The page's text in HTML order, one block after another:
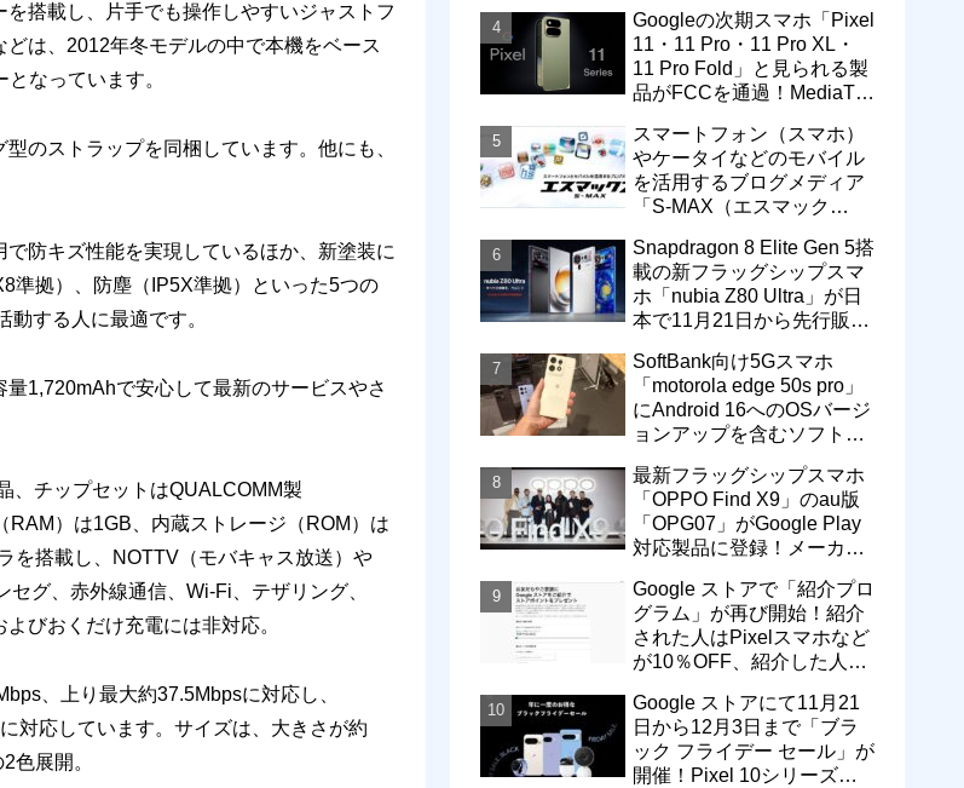
搭載し、片手でも操作しやすいジャストフ
は、2012年冬モデルの中で本機をベース
なっています。
のストラップを同梱しています。他にも、
防キズ性能を実現しているほか、新塗装に
準拠）、防塵（IP5X準拠）といった5つの
する人に最適です。
1,720mAhで安心して最新のサービスやさ
、チップセットはQUALCOMM製
RAM）は1GB、内蔵ストレージ（ROM）は
を搭載し、NOTTV（モバキャス放送）や
グ、赤外線通信、Wi-Fi、テザリング、
びおくだけ充電には非対応。
、上り最大約37.5Mbpsに対応し、
対応しています。サイズは、大きさが約
色展開。
Googleの次期スマホ「Pixel
11・11 Pro・11 Pro XL・
11 Pro Fold」と見られる製
品がFCCを通過！MediaTek
スマートフォン（スマホ）
やケータイなどのモバイル
を活用するブログメディア
「S-MAX（エスマック
Snapdragon 8 Elite Gen 5搭
載の新フラッグシップスマ
ホ「nubia Z80 Ultra」が日
本で11月21日から先行販
SoftBank向け5Gスマホ
「motorola edge 50s pro」
にAndroid 16へのOSバージ
ョンアップを含むソフトウ
最新フラッグシップスマホ
「OPPO Find X9」のau版
「OPG07」がGoogle Play
対応製品に登録！メーカー
売へ
Google ストアで「紹介プロ
グラム」が再び開始！紹介
された人はPixelスマホなど
が10％OFF、紹介した人は
ト付与
Google ストアにて11月21
日から12月3日まで「ブラ
ック フライデー セール」が
開催！Pixel 10シリーズや